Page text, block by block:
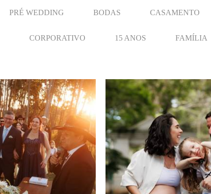
PRÉ WEDDING BODAS CASAMENTO
CORPORATIVO 15 ANOS FAMÍLIA